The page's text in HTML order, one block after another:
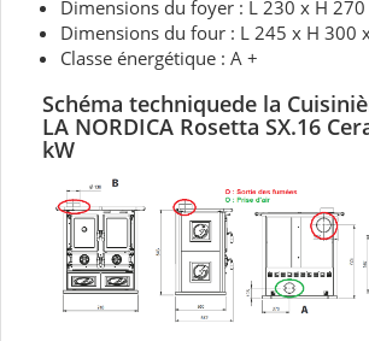
Dimensions du foyer : L 230 x H
Dimensions du four : L 245 x H 300
Classe énergétique : A +
Schéma techniquede la
LA NORDICA Rosetta SX.16
kW